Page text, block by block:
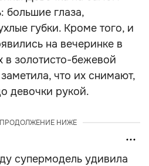
большие глаза,
губки. Кроме того, и
на вечеринке в
в золотисто-бежевой
что их снимают,
девочки рукой.
НИЖЕ
супермодель удивила